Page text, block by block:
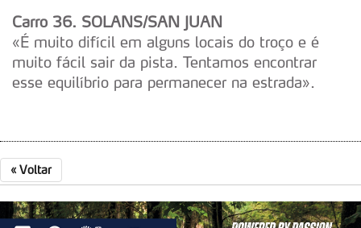
tecnologias similares pode ter impacto na sua
experiência de navegação no Website e nos serviços
disponibilizados.
Carro 36. SOLANS/SAN JUAN
«É muito difícil em alguns locais do troço e é
muito fácil sair da pista. Tentamos encontrar
esse equilíbrio para permanecer na estrada».
« Voltar